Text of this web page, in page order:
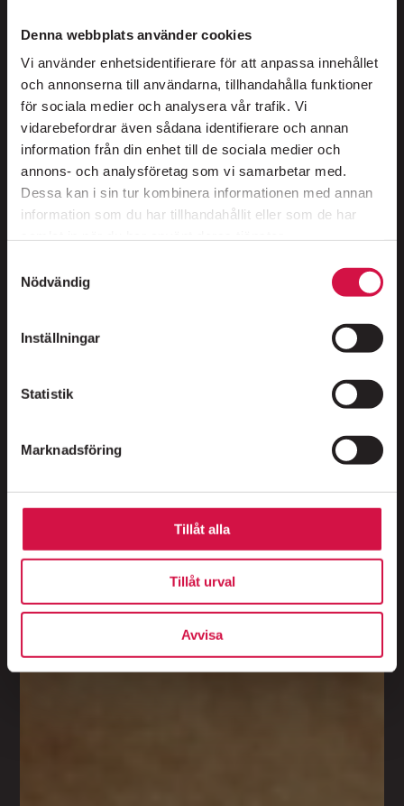
Denna webbplats använder cookies
Vi använder enhetsidentifierare för att anpassa innehållet
och annonserna till användarna, tillhandahålla funktioner
för sociala medier och analysera vår trafik. Vi
vidarebefordrar även sådana identifierare och annan
information från din enhet till de sociala medier och
annons- och analysföretag som vi samarbetar med.
Dessa kan i sin tur kombinera informationen med annan
information som du har tillhandahållit eller som de har
Nödvändig
Inställningar
Statistik
Marknadsföring
Tillåt alla
Tillåt urval
Avvisa
Information om premiärer, evenemang och
erbjudanden skickas regelbundet.
Integritetspolicy
SKICKA
PÅ SCEN KÖP BILJETTER
OM FOLKOPERAN
KONTAKT
Biljetter:08-616 07 50